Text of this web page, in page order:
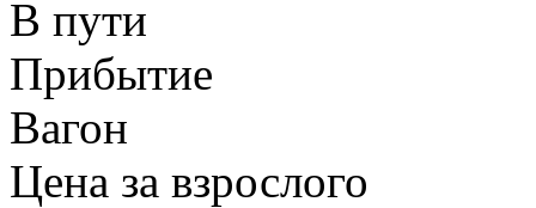
В пути
Прибытие
Вагон
Цена за взрослого